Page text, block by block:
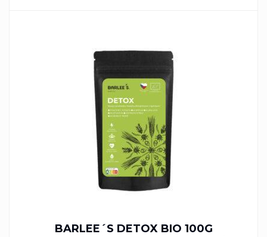
BARLEE´S DETOX BIO 100G